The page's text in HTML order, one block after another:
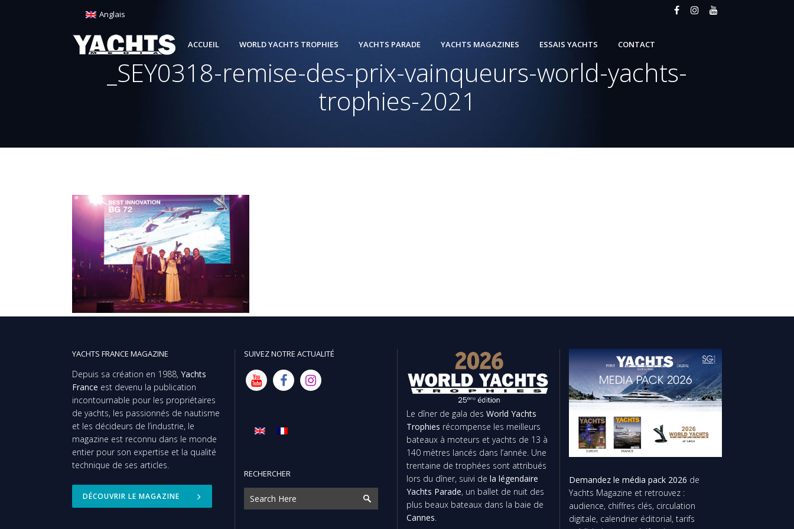
Anglais
ACCUEIL WORLD YACHTS TROPHIES YACHTS PARADE YACHTS MAGAZINES ESSAIS YACHTS CONTACT
_SEY0318-remise-des-prix-vainqueurs-world-yachts-
trophies-2021
YACHTS FRANCE MAGAZINE
Depuis sa création en 1988, Yachts
France est devenu la publication
incontournable pour les propriétaires
de yachts, les passionnés de nautisme
et les décideurs de l’industrie, le
magazine est reconnu dans le monde
entier pour son expertise et la qualité
technique de ses articles.
DÉCOUVRIR LE MAGAZINE
SUIVEZ NOTRE ACTUALITÉ
RECHERCHER
Le dîner de gala des World Yachts
Trophies récompense les meilleurs
bateaux à moteurs et yachts de 13 à
140 mètres lancés dans l’année. Une
trentaine de trophées sont attribués
lors du dîner, suivi de la légendaire
Yachts Parade, un ballet de nuit des
plus beaux bateaux dans la baie de
Cannes.
Demandez le média pack 2026 de
Yachts Magazine et retrouvez :
audience, chiffres clés, circulation
digitale, calendrier éditorial, tarifs